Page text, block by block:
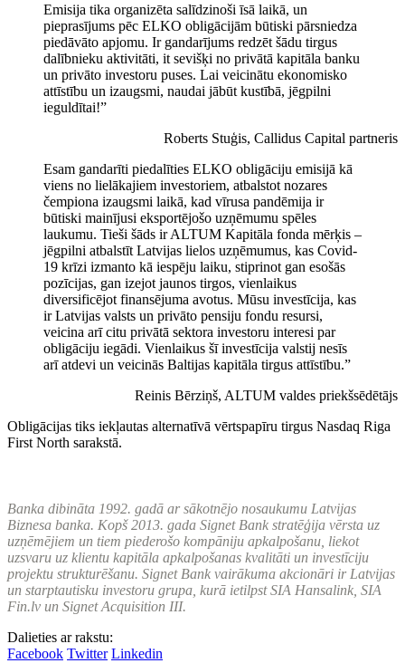
Emisija tika organizēta salīdzinoši īsā laikā, un
pieprasījums pēc ELKO obligācijām būtiski pārsniedza
piedāvāto apjomu. Ir gandarījums redzēt šādu tirgus
dalībnieku aktivitāti, it sevišķi no privātā kapitāla banku
un privāto investoru puses. Lai veicinātu ekonomisko
attīstību un izaugsmi, naudai jābūt kustībā, jēgpilni
ieguldītai!”
Roberts Stuģis, Callidus Capital partneris
Esam gandarīti piedalīties ELKO obligāciju emisijā kā
viens no lielākajiem investoriem, atbalstot nozares
čempiona izaugsmi laikā, kad vīrusa pandēmija ir
būtiski mainījusi eksportējošo uzņēmumu spēles
laukumu. Tieši šāds ir ALTUM Kapitāla fonda mērķis –
jēgpilni atbalstīt Latvijas lielos uzņēmumus, kas Covid-
19 krīzi izmanto kā iespēju laiku, stiprinot gan esošās
pozīcijas, gan izejot jaunos tirgos, vienlaikus
diversificējot finansējuma avotus. Mūsu investīcija, kas
ir Latvijas valsts un privāto pensiju fondu resursi,
veicina arī citu privātā sektora investoru interesi par
obligāciju iegādi. Vienlaikus šī investīcija valstij nesīs
arī atdevi un veicinās Baltijas kapitāla tirgus attīstību.”
Reinis Bērziņš, ALTUM valdes priekšsēdētājs
Obligācijas tiks iekļautas alternatīvā vērtspapīru tirgus Nasdaq Riga
First North sarakstā.
Banka dibināta 1992. gadā ar sākotnējo nosaukumu Latvijas
Biznesa banka. Kopš 2013. gada Signet Bank stratēģija vērsta uz
uzņēmējiem un tiem piederošo kompāniju apkalpošanu, liekot
uzsvaru uz klientu kapitāla apkalpošanas kvalitāti un investīciju
projektu strukturēšanu. Signet Bank vairākuma akcionāri ir Latvijas
un starptautisku investoru grupa, kurā ietilpst SIA Hansalink, SIA
Fin.lv un Signet Acquisition III.
Dalieties ar rakstu:
Facebook Twitter Linkedin